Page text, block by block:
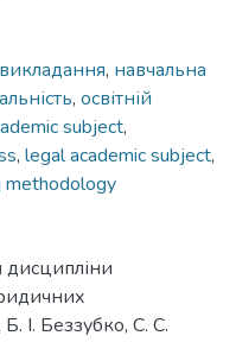
, навчальна
, освітній
subject,
, legal academic subject,
methodology
дисципліни
І. Беззубко, С. С.